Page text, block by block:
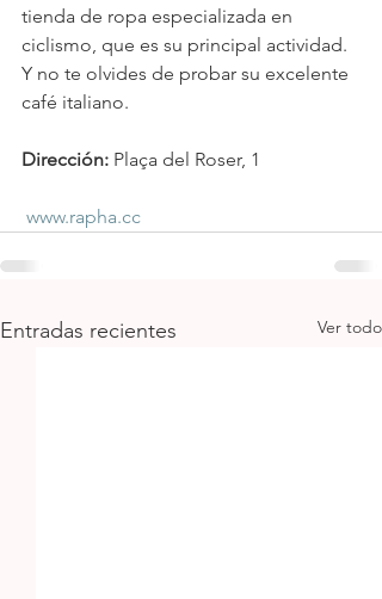
tienda de ropa especializada en
ciclismo, que es su principal actividad.
Y no te olvides de probar su excelente
café italiano.
Dirección: Plaça del Roser, 1
www.rapha.cc
Entradas recientes Ver todo